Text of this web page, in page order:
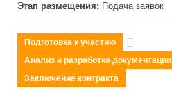
Этап размещения: Подача заявок
Подготовка к участию
Анализ и разработка документации
Заключение контракта